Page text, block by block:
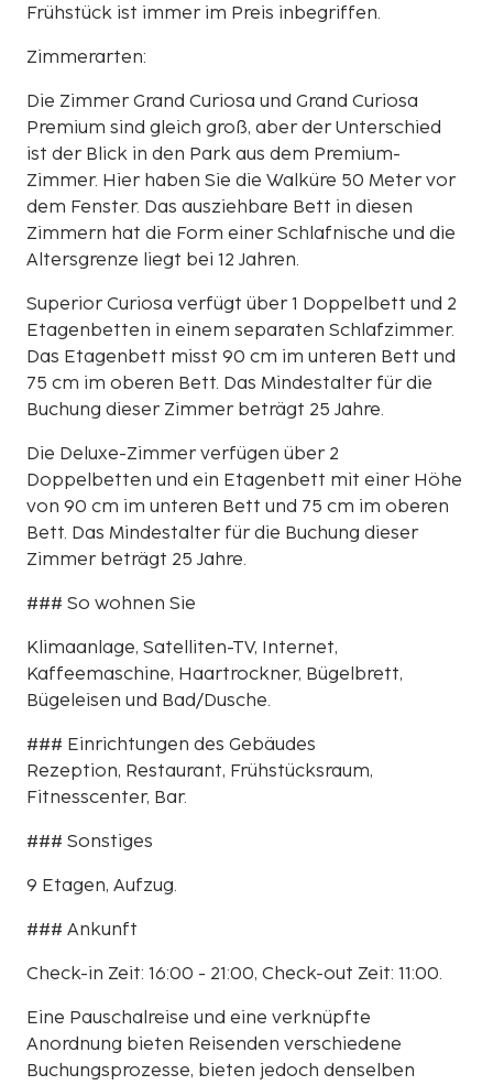
Frühstück ist immer im Preis inbegriffen.
Zimmerarten:
Die Zimmer Grand Curiosa und Grand Curiosa
Premium sind gleich groß, aber der Unterschied
ist der Blick in den Park aus dem Premium-
Zimmer. Hier haben Sie die Walküre 50 Meter vor
dem Fenster. Das ausziehbare Bett in diesen
Zimmern hat die Form einer Schlafnische und die
Altersgrenze liegt bei 12 Jahren.
Superior Curiosa verfügt über 1 Doppelbett und 2
Etagenbetten in einem separaten Schlafzimmer.
Das Etagenbett misst 90 cm im unteren Bett und
75 cm im oberen Bett. Das Mindestalter für die
Buchung dieser Zimmer beträgt 25 Jahre.
Die Deluxe-Zimmer verfügen über 2
Doppelbetten und ein Etagenbett mit einer Höhe
von 90 cm im unteren Bett und 75 cm im oberen
Bett. Das Mindestalter für die Buchung dieser
Zimmer beträgt 25 Jahre.
### So wohnen Sie
Klimaanlage, Satelliten-TV, Internet,
Kaffeemaschine, Haartrockner, Bügelbrett,
Bügeleisen und Bad/Dusche.
### Einrichtungen des Gebäudes
Rezeption, Restaurant, Frühstücksraum,
Fitnesscenter, Bar.
### Sonstiges
9 Etagen, Aufzug.
### Ankunft
Check-in Zeit: 16:00 - 21:00, Check-out Zeit: 11:00.
Eine Pauschalreise und eine verknüpfte
Anordnung bieten Reisenden verschiedene
Buchungsprozesse, bieten jedoch denselben